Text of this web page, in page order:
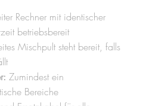
Rechner mit identischer
betriebsbereit
Mischpult steht bereit, falls
Zumindest ein
Bereiche